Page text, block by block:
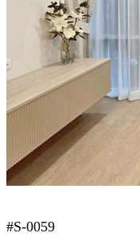
#S-0059